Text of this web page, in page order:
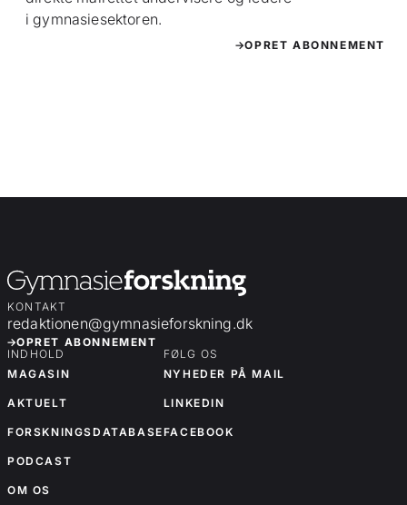
i gymnasiesektoren.
OPRET ABONNEMENT
KONTAKT
redaktionen@gymnasieforskning.dk
OPRET ABONNEMENT
INDHOLD
MAGASIN
AKTUELT
FORSKNINGSDATABASE
PODCAST
OM OS
FØLG OS
NYHEDER PÅ MAIL
LINKEDIN
FACEBOOK